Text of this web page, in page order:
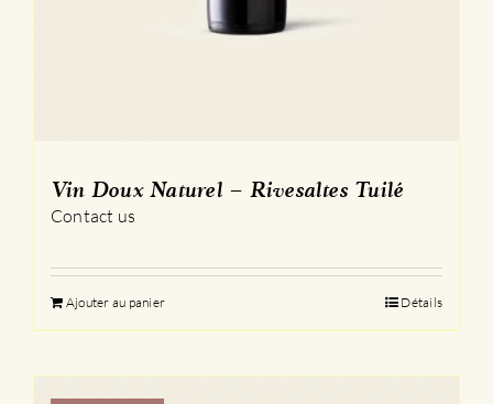
Vin Doux Naturel – Rivesaltes Tuilé
Contact us
Ajouter au panier Détails